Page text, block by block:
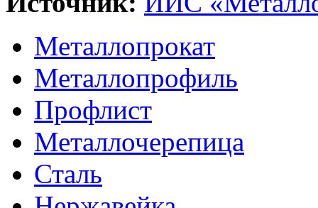
Металлопрокат
Металлопрофиль
Профлист
Металлочерепица
Сталь